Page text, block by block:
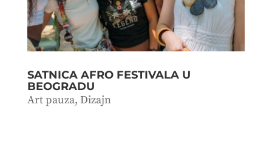
SATNICA AFRO FESTIVALA U
BEOGRADU
Art pauza, Dizajn